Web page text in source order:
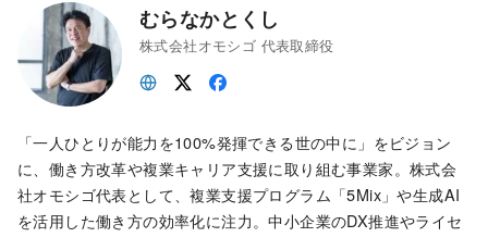
むらなかとくし
株式会社オモシゴ 代表取締役
「一人ひとりが能力を100%発揮できる世の中に」をビジョン
に、働き方改革や複業キャリア支援に取り組む事業家。株式会
社オモシゴ代表として、複業支援プログラム「5Mix」や生成AI
を活用した働き方の効率化に注力。中小企業のDX推進やライセ